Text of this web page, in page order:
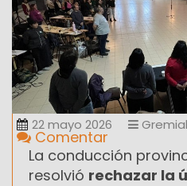
22 mayo 2026
Comentar
La conducción
resolvió rechazar la